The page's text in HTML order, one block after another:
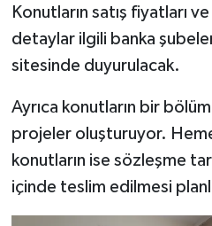
Konutların satış fiyatları
detaylar ilgili banka
sitesinde duyurulacak.
Ayrıca konutların bir
projeler oluşturuyor.
konutların ise sözleşme
içinde teslim edilmesi